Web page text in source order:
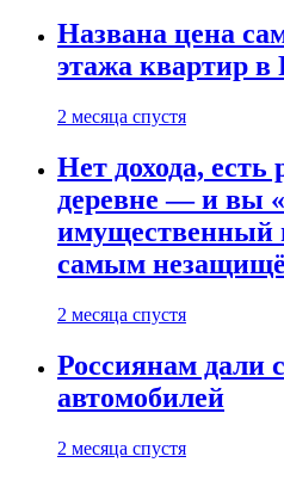
Названа цена
этажа квартир в
2 месяца спустя
Нет дохода, есть
деревне — и вы
имущественный
самым
2 месяца спустя
Россиянам дали
автомобилей
2 месяца спустя